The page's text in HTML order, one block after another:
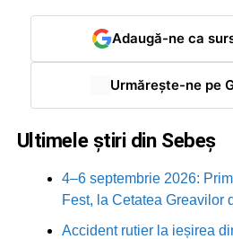
Adaugă-ne ca
Urmărește-ne pe
Ultimele știri din Sebeș
4–6 septembrie 2026:
Fest, la Cetatea Greavilor
Accident rutier la ieșirea